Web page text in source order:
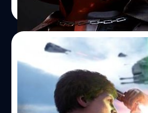
06/10/2015
ชม ลุค สกายวอล์คเกอร์ ปะทะ
เกม Star Wars Battlefront
มาดูศึกสายเลือดการต่อสู้ระหว่าง Jedi